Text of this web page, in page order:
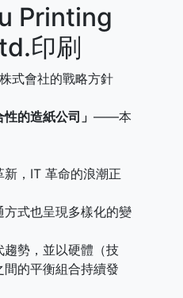
Printing
印刷
式會社的戰略方針
的造紙公司」 ——本
，IT 革命的浪潮正
式也呈現多樣化的變
勢，並以硬體（技
的平衡組合持續發